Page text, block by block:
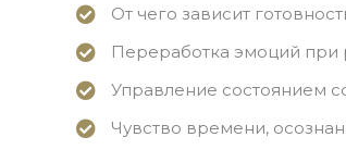
От чего зависит
Переработка эмоций при
Управление состоянием
Чувство времени,